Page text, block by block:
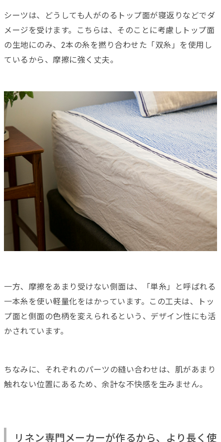
シーツは、どうしても人がのるトップ面が寝返りなどでダ
メージを受けます。こちらは、そのことに考慮しトップ面
の生地にのみ、2本の糸を撚り合わせた「双糸」を使用し
ているから、摩擦に強く丈夫。
一方、摩擦をあまり受けない側面は、「単糸」と呼ばれる
一本糸を使い軽量化をはかっています。この工夫は、トッ
プ面と側面の色柄を変えられるという、デザイン性にも活
かされています。
ちなみに、それぞれのパーツの縫い合わせは、肌があまり
触れない位置にあるため、余計な不快感を生みません。
リネン専門メーカーが作るから、より長く使